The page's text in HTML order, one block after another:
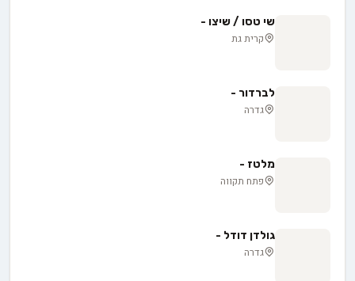
שי טסו / שיצו -
קרית גת
לברדור -
גדרה
מלטז -
פתח תקווה
גולדן דודל -
גדרה